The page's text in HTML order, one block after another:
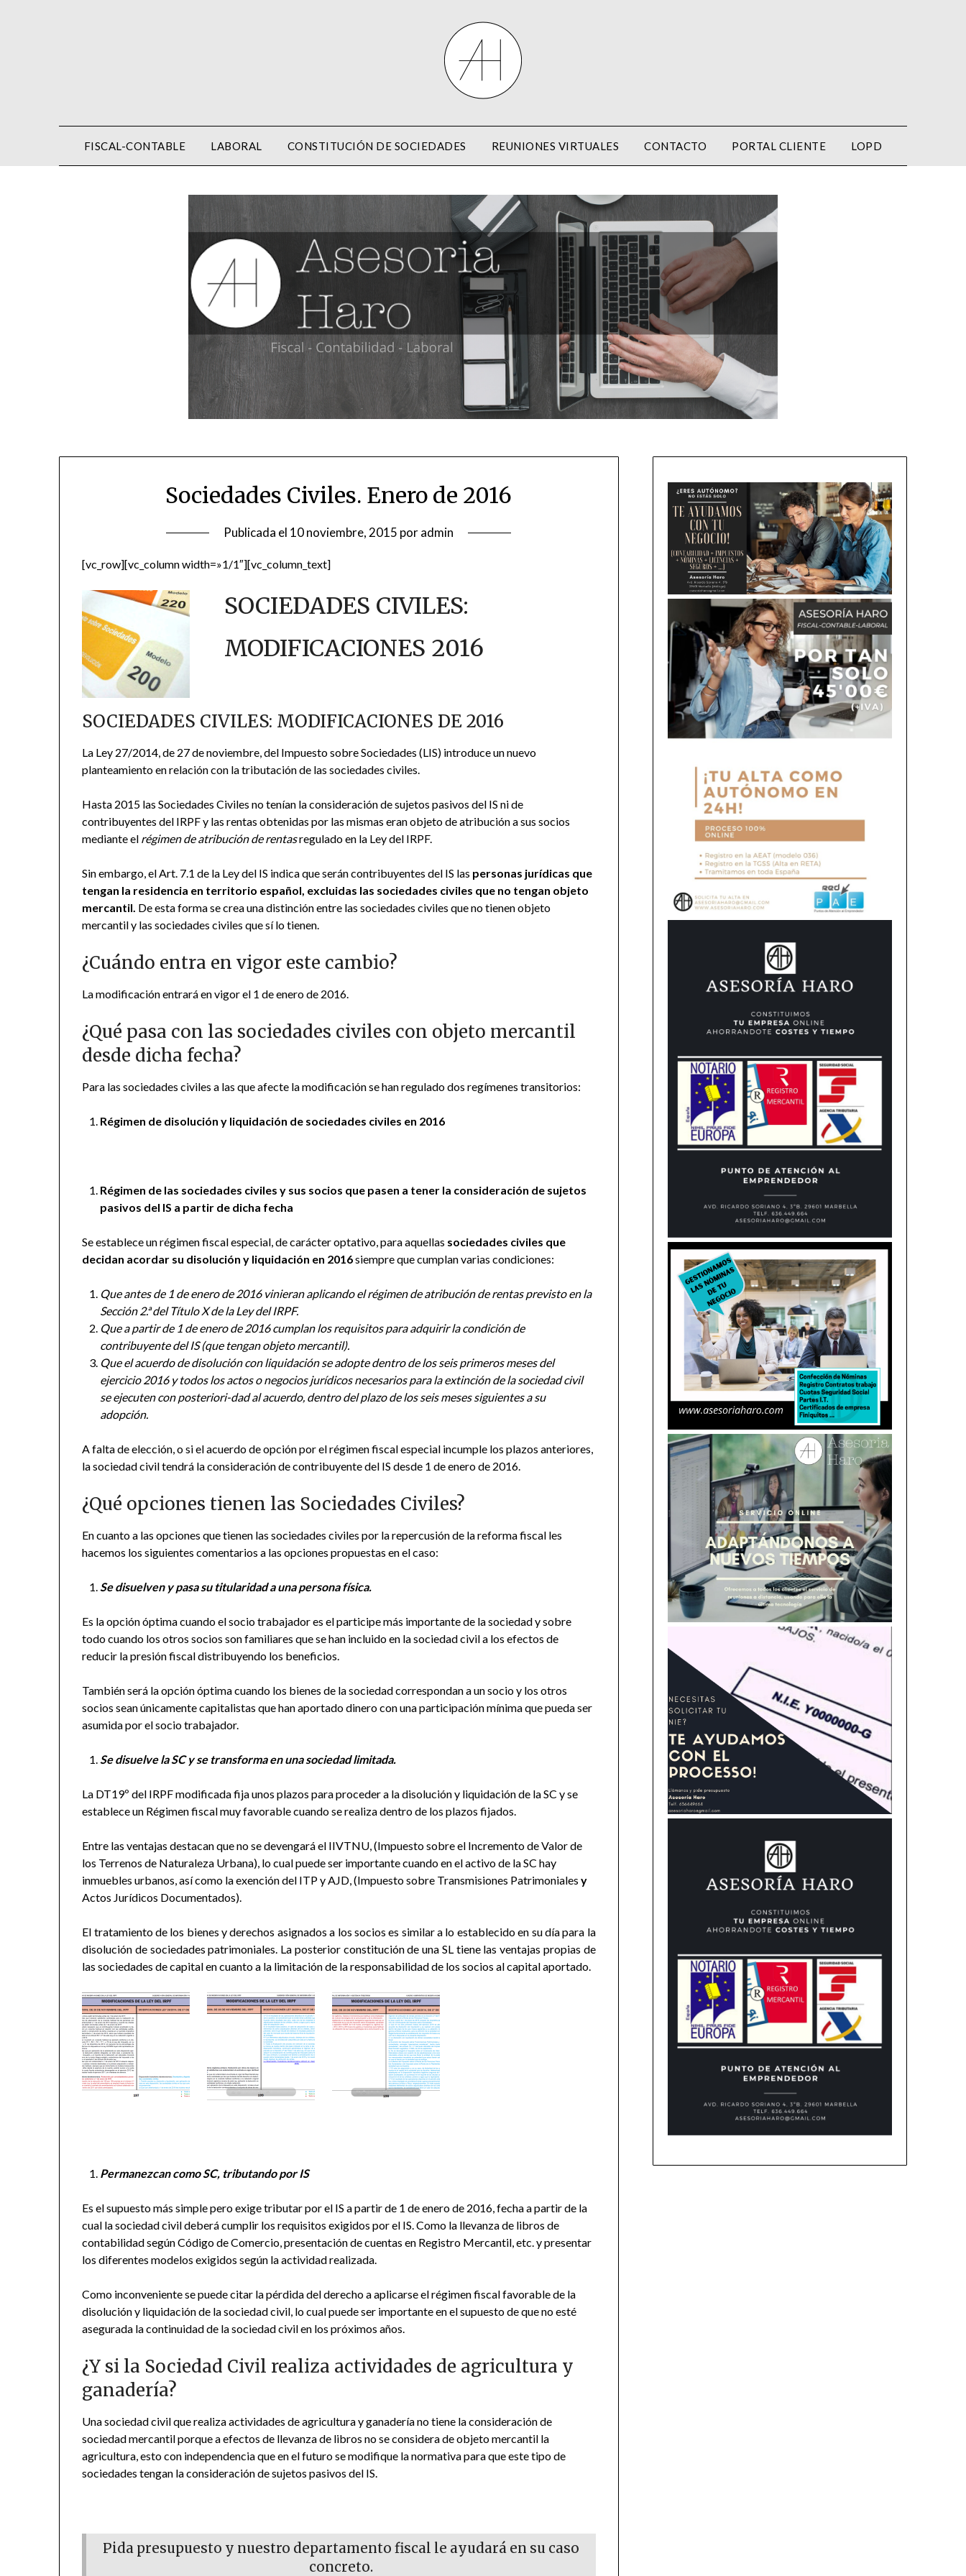
FISCAL-CONTABLE LABORAL CONSTITUCIÓN DE SOCIEDADES REUNIONES VIRTUALES CONTACTO PORTAL CLIENTE LOPD
Sociedades Civiles. Enero de 2016
Publicada el 10 noviembre, 2015 poradmin
[vc_row][vc_column width=»1/1″][vc_column_text]
SOCIEDADES CIVILES:
MODIFICACIONES 2016
SOCIEDADES CIVILES: MODIFICACIONES DE 2016
La Ley 27/2014, de 27 de noviembre, del Impuesto sobre Sociedades (LIS) introduce un nuevo
planteamiento en relación con la tributación de las sociedades civiles.
Hasta 2015 las Sociedades Civiles no tenían la consideración de sujetos pasivos del IS ni de
contribuyentes del IRPF y las rentas obtenidas por las mismas eran objeto de atribución a sus socios
mediante el régimen de atribución de rentasregulado en la Ley del IRPF.
Sin embargo, el Art. 7.1 de la Ley del IS indica que serán contribuyentes del IS las personas jurídicas que
tengan la residencia en territorio español, excluidas las sociedades civiles que no tengan objeto
mercantil. De esta forma se crea una distinción entre las sociedades civiles que no tienen objeto
mercantil y las sociedades civiles que sí lo tienen.
¿Cuándo entra en vigor este cambio?
La modificación entrará en vigor el 1 de enero de 2016.
¿Qué pasa con las sociedades civiles con objeto mercantil
desde dicha fecha?
Para las sociedades civiles a las que afecte la modificación se han regulado dos regímenes transitorios:
Régimen de disolución y liquidación de sociedades civiles en 2016
Régimen de las sociedades civiles y sus socios que pasen a tener la consideración de sujetos
pasivos del IS a partir de dicha fecha
Se establece un régimen fiscal especial, de carácter optativo, para aquellas sociedades civiles que
decidan acordar su disolución y liquidación en 2016siempre que cumplan varias condiciones:
Que antes de 1 de enero de 2016 vinieran aplicando el régimen de atribución de rentas previsto en la
Sección 2.ª del Título X de la Ley del IRPF.
Que a partir de 1 de enero de 2016 cumplan los requisitos para adquirir la condición de
contribuyente del IS (que tengan objeto mercantil).
Que el acuerdo de disolución con liquidación se adopte dentro de los seis primeros meses del
ejercicio 2016 y todos los actos o negocios jurídicos necesarios para la extinción de la sociedad civil
se ejecuten con posteriori-dad al acuerdo, dentro del plazo de los seis meses siguientes a su
adopción.
A falta de elección, o si el acuerdo de opción por el régimen fiscal especial incumple los plazos anteriores,
la sociedad civil tendrá la consideración de contribuyente del IS desde 1 de enero de 2016.
¿Qué opciones tienen las Sociedades Civiles?
En cuanto a las opciones que tienen las sociedades civiles por la repercusión de la reforma fiscal les
hacemos los siguientes comentarios a las opciones propuestas en el caso:
Se disuelven y pasa su titularidad a una persona física.
Es la opción óptima cuando el socio trabajador es el participe más importante de la sociedad y sobre
todo cuando los otros socios son familiares que se han incluido en la sociedad civil a los efectos de
reducir la presión fiscal distribuyendo los beneficios.
También será la opción óptima cuando los bienes de la sociedad correspondan a un socio y los otros
socios sean únicamente capitalistas que han aportado dinero con una participación mínima que pueda ser
asumida por el socio trabajador.
Se disuelve la SC y se transforma en una sociedad limitada.
La DT19º del IRPF modificada fija unos plazos para proceder a la disolución y liquidación de la SC y se
establece un Régimen fiscal muy favorable cuando se realiza dentro de los plazos fijados.
Entre las ventajas destacan que no se devengará el IIVTNU, (Impuesto sobre el Incremento de Valor de
los Terrenos de Naturaleza Urbana), lo cual puede ser importante cuando en el activo de la SC hay
inmuebles urbanos, así como la exención del ITP y AJD, (Impuesto sobre Transmisiones Patrimonialesy
Actos Jurídicos Documentados).
El tratamiento de los bienes y derechos asignados a los socios es similar a lo establecido en su día para la
disolución de sociedades patrimoniales. La posterior constitución de una SL tiene las ventajas propias de
las sociedades de capital en cuanto a la limitación de la responsabilidad de los socios al capital aportado.
Permanezcan como SC, tributando por IS
Es el supuesto más simple pero exige tributar por el IS a partir de 1 de enero de 2016, fecha a partir de la
cual la sociedad civil deberá cumplir los requisitos exigidos por el IS. Como la llevanza de libros de
contabilidad según Código de Comercio, presentación de cuentas en Registro Mercantil, etc. y presentar
los diferentes modelos exigidos según la actividad realizada.
Como inconveniente se puede citar la pérdida del derecho a aplicarse el régimen fiscal favorable de la
disolución y liquidación de la sociedad civil, lo cual puede ser importante en el supuesto de que no esté
asegurada la continuidad de la sociedad civil en los próximos años.
¿Y si la Sociedad Civil realiza actividades de agricultura y
ganadería?
Una sociedad civil que realiza actividades de agricultura y ganadería no tiene la consideración de
sociedad mercantil porque a efectos de llevanza de libros no se considera de objeto mercantil la
agricultura, esto con independencia que en el futuro se modifique la normativa para que este tipo de
sociedades tengan la consideración de sujetos pasivos del IS.
Pida presupuesto y nuestro departamento fiscal le ayudará en su caso
concreto.